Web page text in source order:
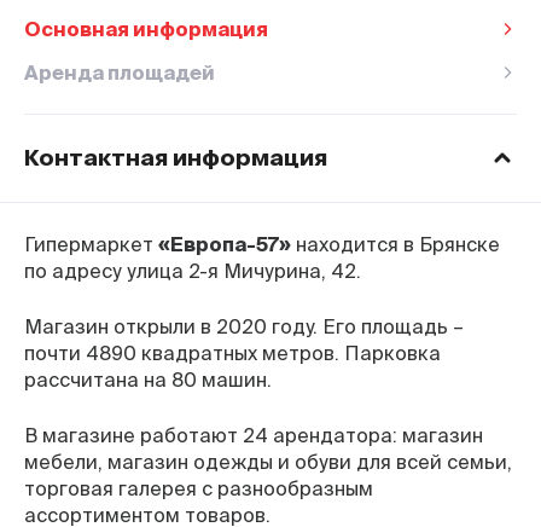
Основная информация
Аренда площадей
Контактная информация
Пн–Всс 8:00 до 23:00
Горячяя линия
8-800-770-76-27
г. Брянск, улица 2-я Мичурина, 42
Оставить отзыв
Гипермаркет «Европа-57» находится в Брянске
по адресу улица 2-я Мичурина, 42.
Магазин открыли в 2020 году. Его площадь –
почти 4890 квадратных метров. Парковка
рассчитана на 80 машин.
В магазине работают 24 арендатора: магазин
мебели, магазин одежды и обуви для всей семьи,
торговая галерея с разнообразным
ассортиментом товаров.